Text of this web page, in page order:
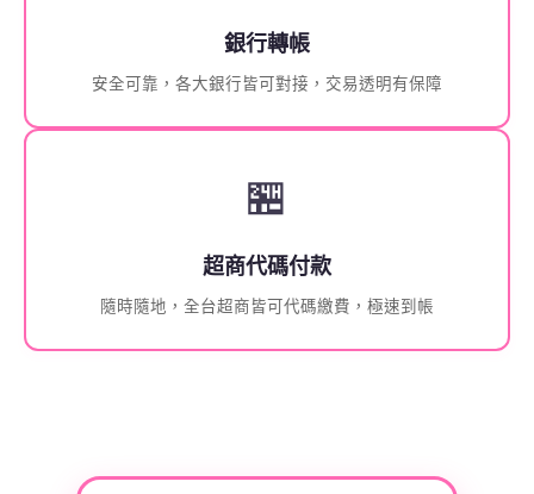
銀行轉帳
安全可靠，各大銀行皆可對接，交易透明有保障
🏪
超商代碼付款
隨時隨地，全台超商皆可代碼繳費，極速到帳